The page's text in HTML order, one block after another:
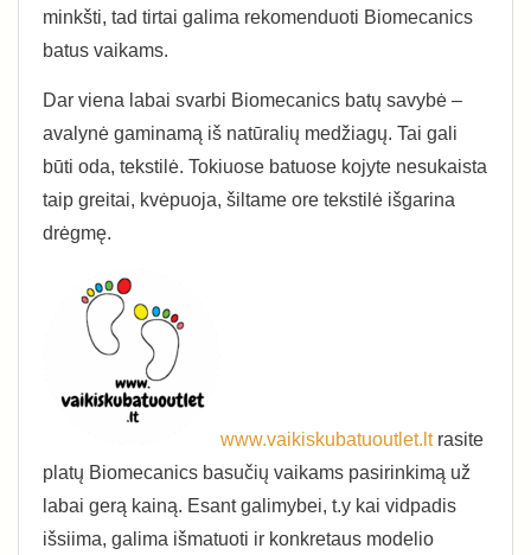
minkšti, tad tirtai galima rekomenduoti Biomecanics
batus vaikams.
Dar viena labai svarbi Biomecanics batų savybė –
avalynė gaminamą iš natūralių medžiagų. Tai gali
būti oda, tekstilė. Tokiuose batuose kojyte nesukaista
taip greitai, kvėpuoja, šiltame ore tekstilė išgarina
drėgmę.
www.vaikiskubatuoutlet.ltrasite
platų Biomecanics basučių vaikams pasirinkimą už
labai gerą kainą. Esant galimybei, t.y kai vidpadis
išsiima, galima išmatuoti ir konkretaus modelio